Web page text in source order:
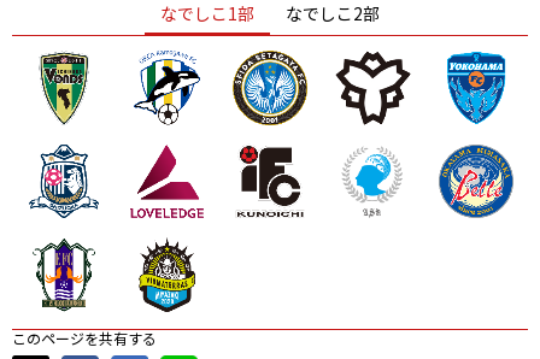
ニッパツ 名古屋 静岡 愛媛Ｌ
なでしこ1部 なでしこ2部
このページを共有する